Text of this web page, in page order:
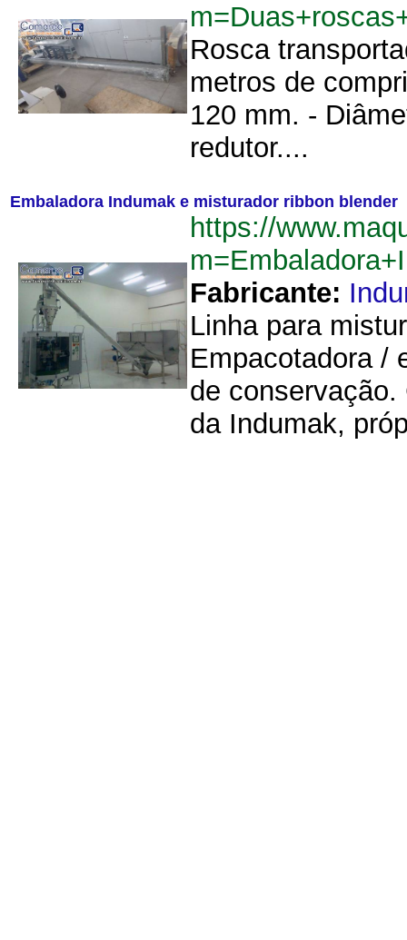
Rosca
metros de
120 mm. -
redutor....
Embaladora Indumak e misturador ribbon blender
https://
Fabricante:
Linha para
Empacotadora /
de
da Indumak,